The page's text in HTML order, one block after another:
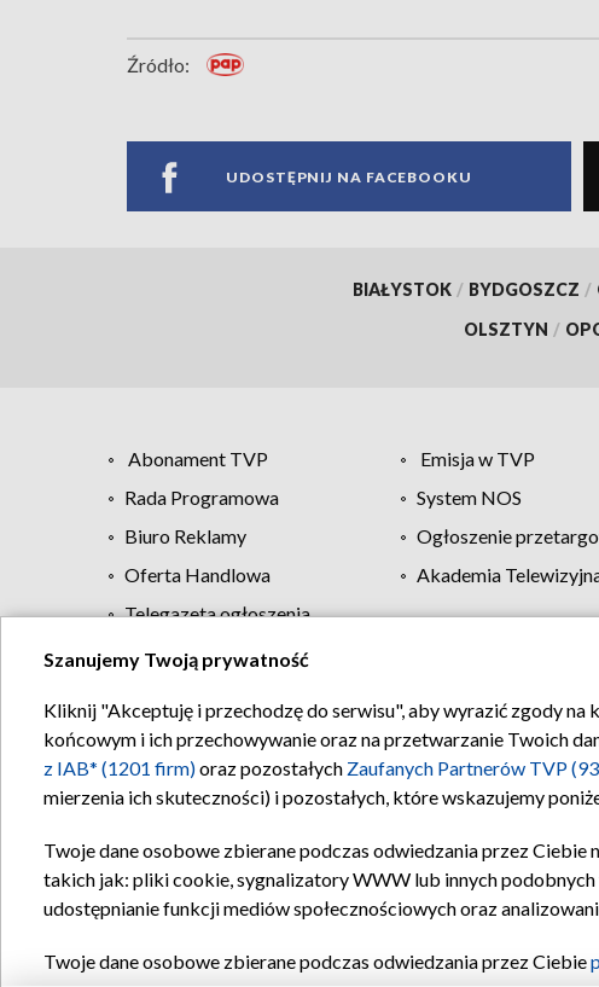
Źródło:
UDOSTĘPNIJ NA FACEBOOKU
BIAŁYSTOK / BYDGOSZCZ /
OLSZTYN /
Abonament TVP Emisja w TVP
Rada Programowa
System NOS
Biuro Reklamy
Ogłoszenie
Oferta Handlowa
Akademia
Telegazeta ogłoszenia
Regulamin TVP
Szanujemy Twoją prywatność
Kliknij "Akceptuję i przechodzę do serwisu", aby wyrazić zgody
końcowym i ich przechowywanie oraz na przetwarzanie Twoich
z IAB* (1201 firm)oraz pozostałych Zaufanych Partnerów TVP
mierzenia ich skuteczności) i pozostałych, które wskazujemy
Twoje dane osobowe zbierane podczas odwiedzania przez Ciebie
takich jak: pliki cookie, sygnalizatory WWW lub innych
udostępnianie funkcji mediów społecznościowych oraz
Twoje dane osobowe zbierane podczas odwiedzania przez Ciebie